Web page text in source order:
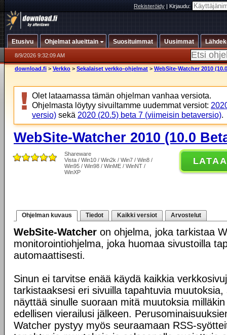
Rekisteröidy|Kirjaudu:
Etusivu Ohjelmat alueittain Suosituimmat Uusimmat
8/9/2026 9:32:09 AM
download.fi > Verkko > Sekalaiset verkko-ohjelmat > WebSite-Watcher 2010
Olet lataamassa tämän ohjelman vanhaa versiota.
Ohjelmasta löytyy sivuiltamme uudemmat versiot:
versio) sekä 2020 (20.5) beta 7 (viimeisin betaversio).
WebSite-Watcher 2010 (10.0
Shareware
Vista / Win10 / Win2k / Win7 / Win8 /
Win95 / Win98 / WinME / WinNT /
WinXP
LATAA
Ohjelman kuvaus Tiedot Kaikki versiot Arvostelut
WebSite-Watcher on ohjelma, joka tarkistaa
monitorointiohjelma, joka huomaa sivustoilla
automaattisesti.
Sinun ei tarvitse enää käydä kaikkia
tarkistaaksesi eri sivuilla tapahtuvia
näyttää sinulle suoraan mitä muutoksia
edellisen vierailusi jälkeen.
Watcher pystyy myös seuraamaan RSS-